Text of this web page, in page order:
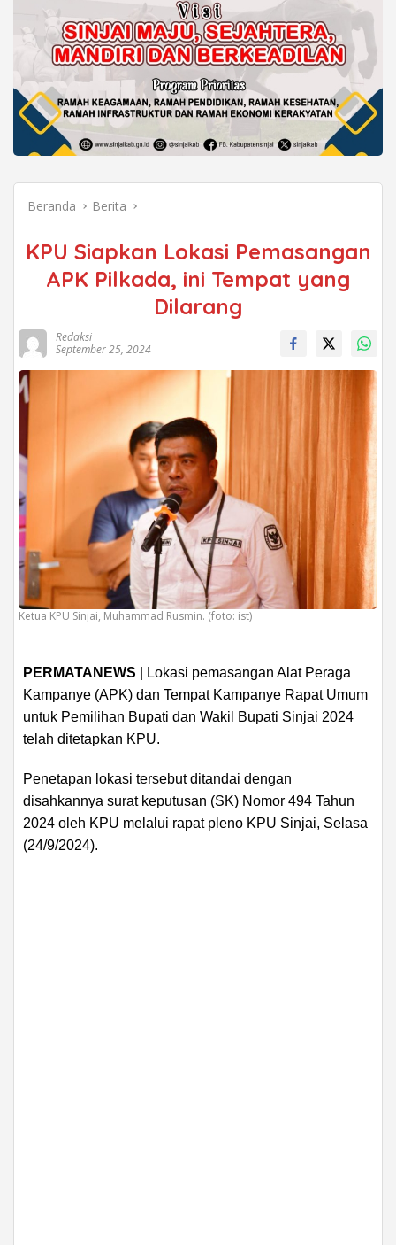
Beranda Berita
KPU Siapkan Lokasi Pemasangan
APK Pilkada, ini Tempat yang
Dilarang
Redaksi
September 25, 2024
Ketua KPU Sinjai, Muhammad Rusmin. (foto: ist)
PERMATANEWS | Lokasi pemasangan Alat Peraga
Kampanye (APK) dan Tempat Kampanye Rapat Umum
untuk Pemilihan Bupati dan Wakil Bupati Sinjai 2024
telah ditetapkan KPU.
Penetapan lokasi tersebut ditandai dengan
disahkannya surat keputusan (SK) Nomor 494 Tahun
2024 oleh KPU melalui rapat pleno KPU Sinjai, Selasa
(24/9/2024).